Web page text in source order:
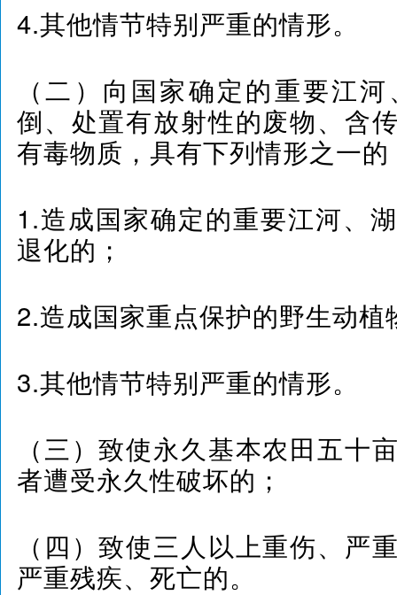
4.其他情节特别严重的情形。
（二）向国家确定的重要江
倒、处置有放射性的废物、含
有毒物质，具有下列情形之一的
1.造成国家确定的重要江河、
退化的；
2.造成国家重点保护的野生动
3.其他情节特别严重的情形。
（三）致使永久基本农田五十
者遭受永久性破坏的；
（四）致使三人以上重伤、严
严重残疾、死亡的。